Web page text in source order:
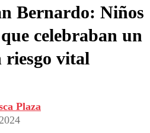
Bernardo: Niños
celebraban un
riesgo vital
Plaza